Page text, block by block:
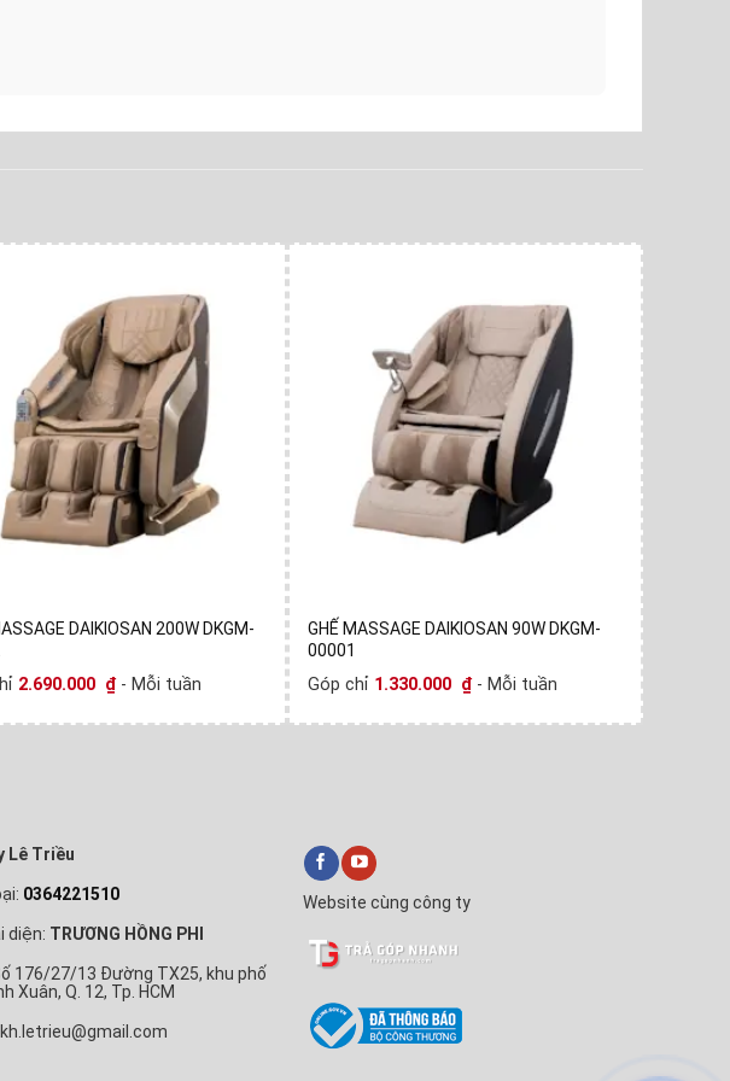
DAIKIOSAN 200W DKGM-
2.690.000 ₫ - Mỗi tuần
GHẾ MASSAGE DAIKIOSAN 90W DKGM-
00001
Góp chỉ 1.330.000 ₫ - Mỗi tuần
Lê Triều
0364221510
diện: TRƯƠNG HỒNG PHI
176/27/13 Đường TX25, khu phố
Xuân, Q. 12, Tp. HCM
Website cùng công ty
Trả Góp Nhanh
Xin chào! Em là
lạnh hay làm thủ tục trả góp ạ?
💬 Chat với Trả Góp Nhanh